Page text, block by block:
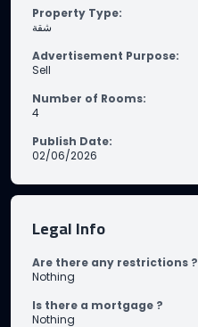
Property Type:
شقة
Advertisement Purpose:
Sell
Number of Rooms:
4
Publish Date:
02/06/2026
Legal Info
Are there any restrictions ?
Nothing
Is there a mortgage ?
Nothing